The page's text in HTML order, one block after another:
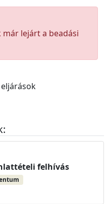
már lejárt a beadási
felhívás